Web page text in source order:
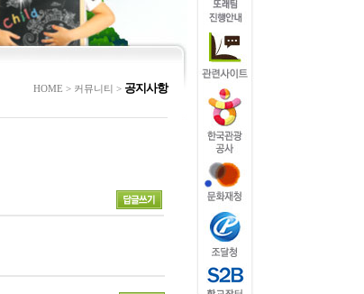
HOME > 커뮤니티 > 공지사항